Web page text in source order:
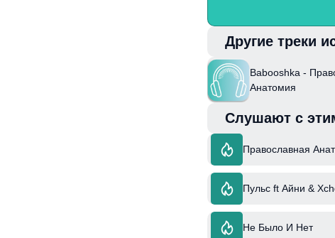
своему оригинальному
вопросы.
Другие треки
Babooshka -
Анатомия
Слушают с
Православная
Пульс ft Айни &
Не Было И Нет